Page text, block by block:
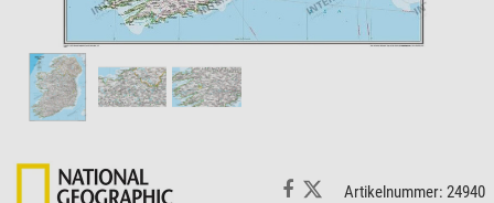
Artikelnummer: 24940